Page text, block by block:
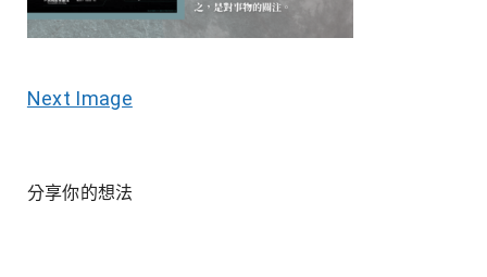
Next Image
分享你的想法